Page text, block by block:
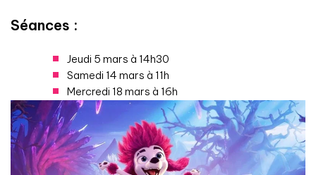
Séances :
Jeudi 5 mars à 14h30
Samedi 14 mars à 11h
Mercredi 18 mars à 16h